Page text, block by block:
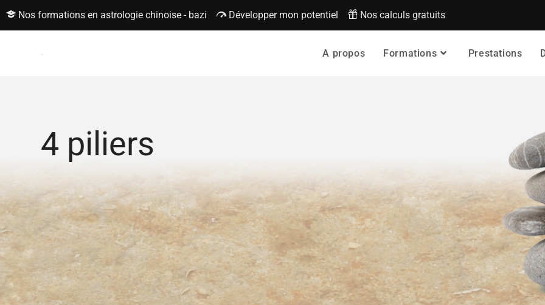
Nos formations en astrologie chinoise - bazi Développer mon potentiel Nos calculs gratuits
A propos Formations Prestations
4 piliers